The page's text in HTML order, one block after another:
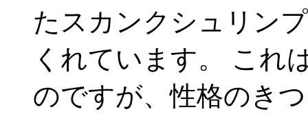
たスカンクシュリン
くれています。 これ
のですが、性格のき